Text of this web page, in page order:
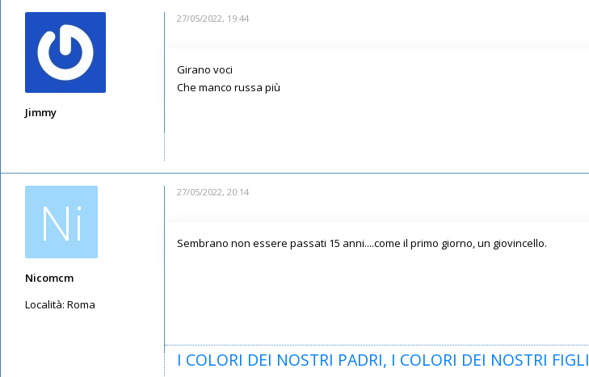
Jimmy
27/05/2022, 19:44
Girano voci
Che manco russa più
Ni
Nicomcm
Località: Roma
27/05/2022, 20:14
Sembrano non essere passati 15 anni....come il primo giorno, un giovincello.
I COLORI DEI NOSTRI PADRI, I COLORI DEI NOSTRI FIGLI